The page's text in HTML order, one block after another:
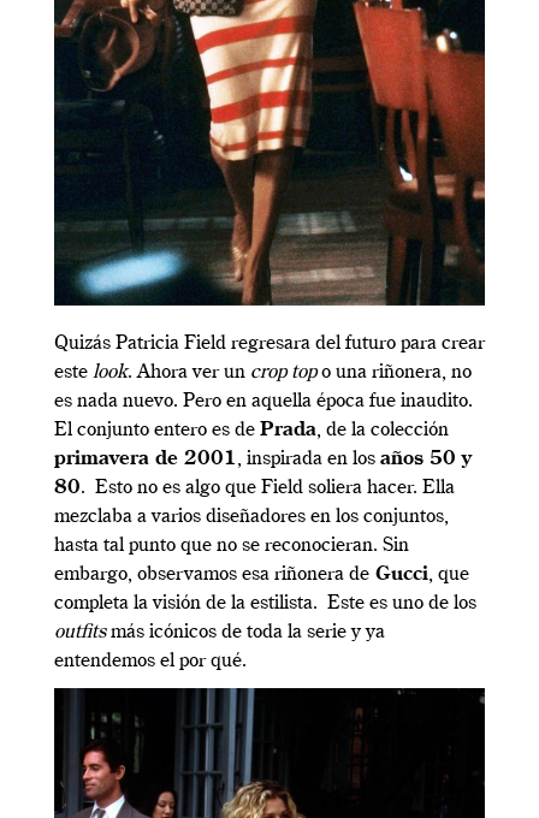
Quizás Patricia Field regresara del futuro para crear
este look. Ahora ver un crop topo una riñonera, no
es nada nuevo. Pero en aquella época fue inaudito.
El conjunto entero es de Prada, de la colección
primavera de 2001, inspirada en los años 50 y
80. Esto no es algo que Field soliera hacer. Ella
mezclaba a varios diseñadores en los conjuntos,
hasta tal punto que no se reconocieran. Sin
embargo, observamos esa riñonera de Gucci, que
completa la visión de la estilista. Este es uno de los
outfitsmás icónicos de toda la serie y ya
entendemos el por qué.